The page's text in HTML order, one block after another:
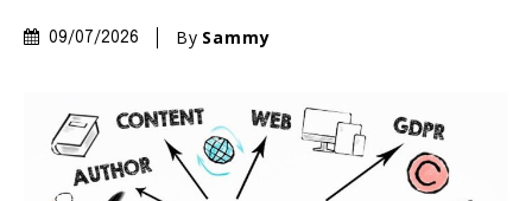
09/07/2026 By Sammy